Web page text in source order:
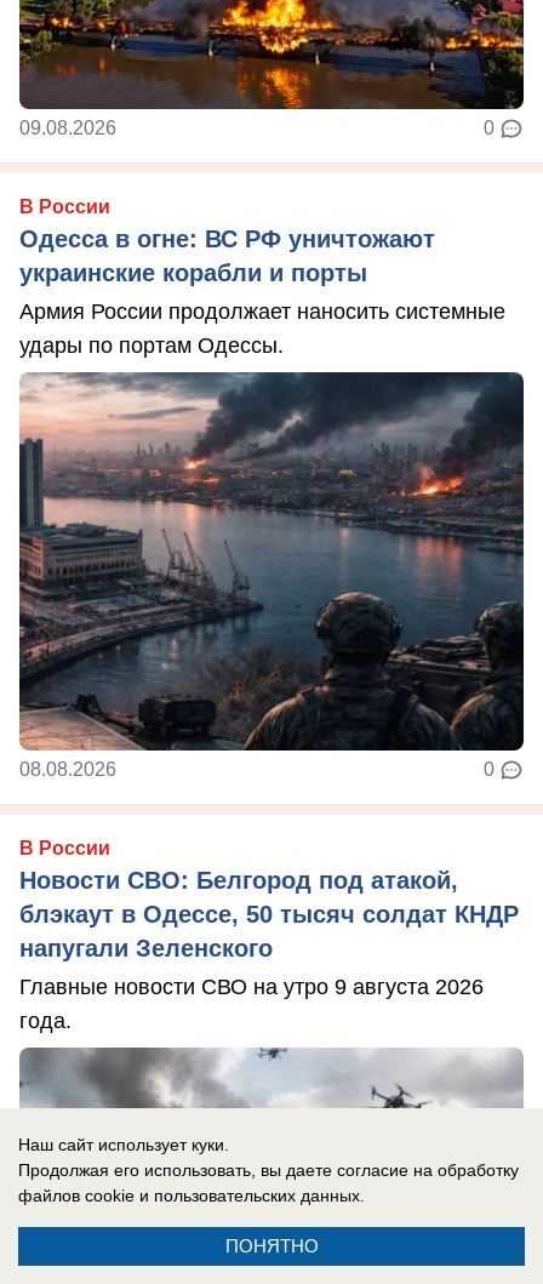
09.08.2026 0
В России
Одесса в огне: ВС РФ уничтожают
украинские корабли и порты
Армия России продолжает наносить системные
удары по портам Одессы.
08.08.2026 0
В России
Новости СВО: Белгород под атакой,
блэкаут в Одессе, 50 тысяч солдат КНДР
напугали Зеленского
Главные новости СВО на утро 9 августа 2026
года.
Наш сайт использует куки.
Продолжая его использовать, вы даете согласие на обработку
файлов cookie и пользовательских данных.
ПОНЯТНО